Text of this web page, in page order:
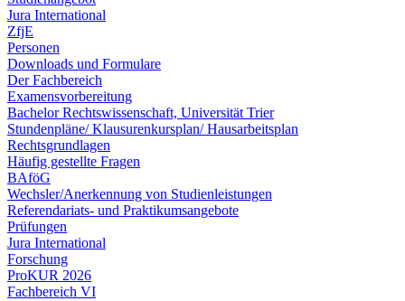
Jura International
ZfjE
Personen
Downloads und Formulare
Der Fachbereich
Examensvorbereitung
Bachelor Rechtswissenschaft, Universität Trier
Stundenpläne/ Klausurenkursplan/ Hausarbeitsplan
Rechtsgrundlagen
Häufig gestellte Fragen
BAföG
Wechsler/Anerkennung von Studienleistungen
Referendariats- und Praktikumsangebote
Prüfungen
Jura International
Forschung
ProKUR 2026
Fachbereich VI